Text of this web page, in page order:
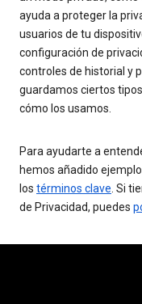
ayuda a proteger la
usuarios de tu
configuración de
controles de historial y
guardamos ciertos
cómo los usamos.
Para ayudarte a
hemos añadido
los términos clave . Si
de Privacidad, puedes